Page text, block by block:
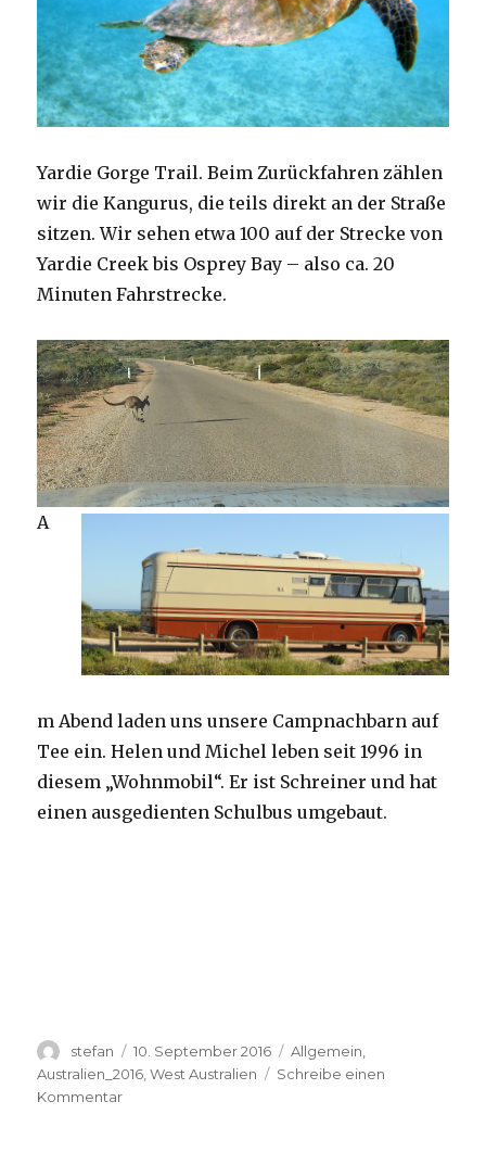
Yardie Gorge Trail. Beim Zurückfahren zählen
wir die Kangurus, die teils direkt an der Straße
sitzen. Wir sehen etwa 100 auf der Strecke von
Yardie Creek bis Osprey Bay – also ca. 20
Minuten Fahrstrecke.
A
m Abend laden uns unsere Campnachbarn auf
Tee ein. Helen und Michel leben seit 1996 in
diesem „Wohnmobil“. Er ist Schreiner und hat
einen ausgedienten Schulbus umgebaut.
Autor
stefan
Veröffentlicht
am
10. September 2016 Kategorien
Allgemein
Australien_2016 ,West Australien
Schreibe einen
Kommentarzu